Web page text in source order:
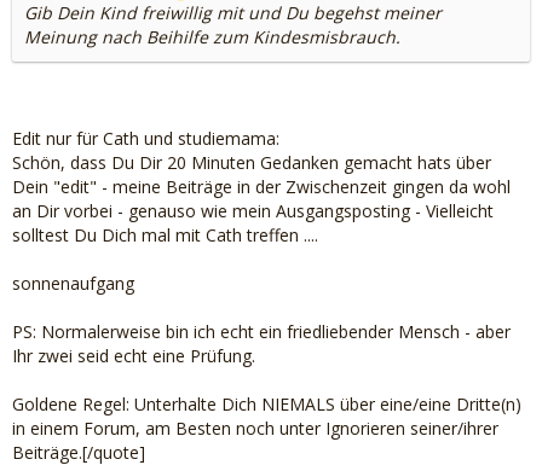
Gib Dein Kind freiwillig mit und Du begehst meiner
Meinung nach Beihilfe zum Kindesmisbrauch.
Edit nur für Cath und studiemama:
Schön, dass Du Dir 20 Minuten Gedanken gemacht hats über
Dein "edit" - meine Beiträge in der Zwischenzeit gingen da wohl
an Dir vorbei - genauso wie mein Ausgangsposting - Vielleicht
solltest Du Dich mal mit Cath treffen ....
sonnenaufgang
PS: Normalerweise bin ich echt ein friedliebender Mensch - aber
Ihr zwei seid echt eine Prüfung.
Goldene Regel: Unterhalte Dich NIEMALS über eine/eine Dritte(n)
in einem Forum, am Besten noch unter Ignorieren seiner/ihrer
Beiträge.[/quote]